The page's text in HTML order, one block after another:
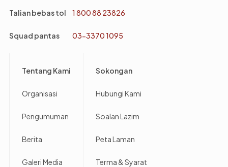
Talian bebas tol 1 800 88 23826
Squad pantas 03-3370 1095
Tentang Kami
Organisasi
Pengumuman
Berita
Galeri Media
Sokongan
Hubungi Kami
Soalan Lazim
Peta Laman
Terma & Syarat